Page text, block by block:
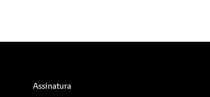
Assinatura